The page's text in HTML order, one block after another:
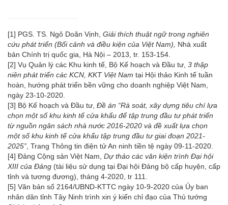
[1] PGS. TS. Ngô Doãn Vịnh, Giải thích thuật ngữ trong nghiên
cứu phát triển (Bối cảnh và điều kiện của Việt Nam),
Nhà xuất
bản Chính trị quốc gia, Hà Nội – 2013, tr. 153-154.
[2] Vụ Quản lý các Khu kinh tế, Bộ Kế hoạch và Đầu tư, 3 thập
niên phát triển các KCN, KKT Việt Nam tại Hội thảo Kinh tế tuần
hoàn, hướng phát triển bền vững cho doanh nghiệp Việt Nam,
ngày 23-10-2020.
[3] Bộ Kế hoạch và Đầu tư, Đề án “Rà soát, xây dựng tiêu chí lựa
chọn một số khu kinh tế cửa khẩu để tập trung đầu tư phát triển
từ nguồn ngân sách nhà nước 2016-2020 và đề xuất lựa chọn
một số khu kinh tế cửa khẩu tập trung đầu tư giai đoạn 2021-
2025” , Trang Thông tin điện tử An ninh tiền tệ ngày 09-11-2020.
[4] Đảng Cộng sản Việt Nam, Dự thảo các văn kiện trình Đại hội
XIII của Đảng (tài liệu sử dụng tại Đại hội Đảng bộ cấp huyện, cấp
tỉnh và tương đương), tháng 4-2020, tr 111.
[5] Văn bản số 2164/UBND-KTTC ngày 10-9-2020 của Ủy ban
nhân dân tỉnh Tây Ninh trình xin ý kiến chỉ đạo của Thủ tướng